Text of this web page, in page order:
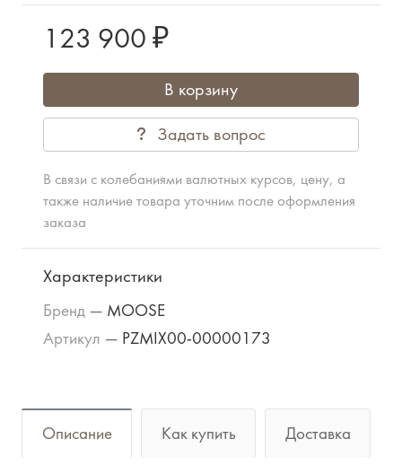
123 900 ₽
В корзину
Задать вопрос
В связи с колебаниями валютных курсов, цену, а
также наличие товара уточним после оформления
заказа
Характеристики
Бренд — MOOSE
Артикул — PZMIX00-00000173
Описание Как купить Доставка